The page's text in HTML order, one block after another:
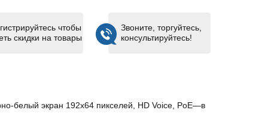
чтобы
скидки на товары
Звоните, торгуйтесь,
консультируйтесь!
белый экран 192x64 пикселей, HD Voice, PoE—в